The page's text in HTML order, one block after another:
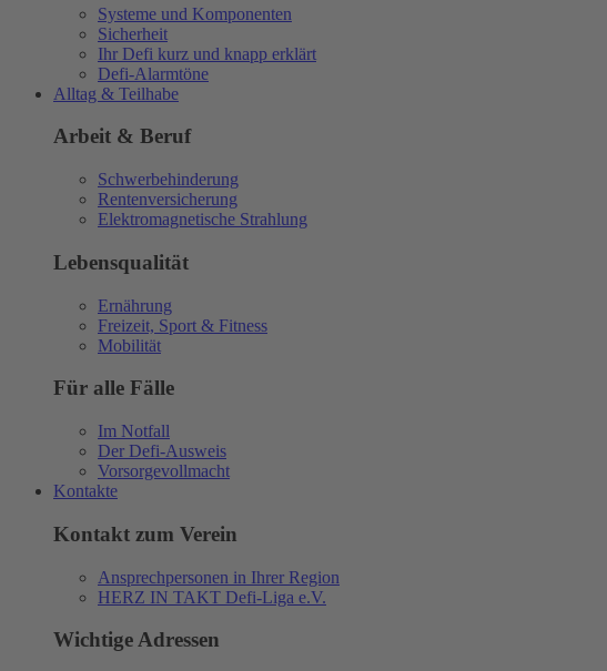
Systeme und Komponenten
Sicherheit
Ihr Defi kurz und knapp erklärt
Defi-Alarmtöne
Alltag & Teilhabe
Arbeit & Beruf
Schwerbehinderung
Rentenversicherung
Elektromagnetische Strahlung
Lebensqualität
Ernährung
Freizeit, Sport & Fitness
Mobilität
Für alle Fälle
Im Notfall
Der Defi-Ausweis
Vorsorgevollmacht
Kontakte
Kontakt zum Verein
Ansprechpersonen in Ihrer Region
HERZ IN TAKT Defi-Liga e.V.
Wichtige Adressen